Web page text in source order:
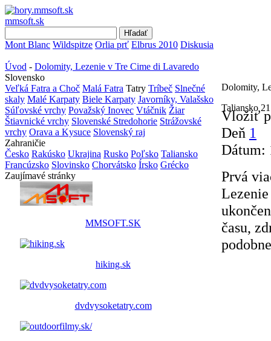
mmsoft.sk
Mont Blanc Wildspitze Orlia prť Elbrus 2010 Diskusia
Úvod - Dolomity, Lezenie v Tre Cime di Lavaredo
Slovensko
Veľká Fatra a Choč Malá Fatra Tatry Tríbeč Slnečné
skaly Malé Karpaty Biele Karpaty Javorníky, Valašsko
Súľovské vrchy Považský Inovec Vtáčnik Žiar
Štiavnické vrchy Slovenské Stredohorie Strážovské
vrchy Orava a Kysuce Slovenský raj
Zahraničie
Česko Rakúsko Ukrajina Rusko Poľsko Taliansko
Francúzsko Slovinsko Chorvátsko Írsko Grécko
Zaujímavé stránky
MMSOFT.SK
hiking.sk
dvdvysoketatry.com
Dolomity,
Taliansko
Vložiť
Deň 1
Dátum:
Prvá
času,